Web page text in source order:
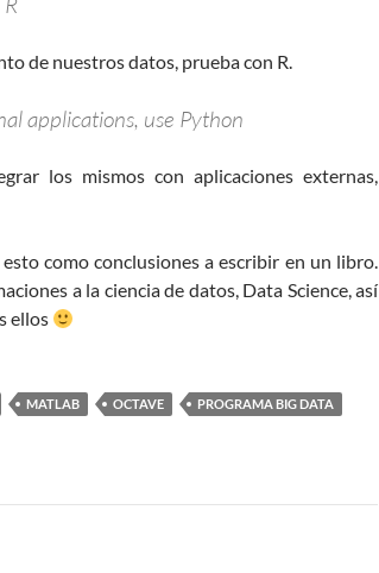
de nuestros datos, prueba con R.
applications, use Python
los mismos con aplicaciones externas,
como conclusiones a escribir en un libro.
a la ciencia de datos, Data Science, así
ellos
MATLAB OCTAVE
PROGRAMA BIG DATA